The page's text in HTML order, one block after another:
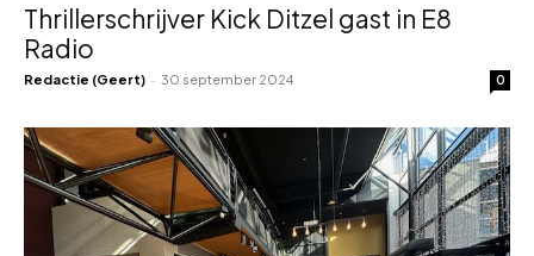
Thrillerschrijver Kick Ditzel gast in E8
Radio
Redactie (Geert) - 30 september 2024 0